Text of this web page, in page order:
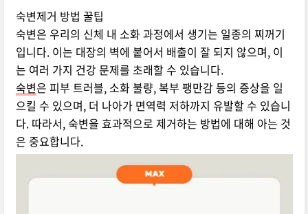
숙변제거 방법 꿀팁
숙변은 우리의 신체 내 소화 과정에서 생기는 일종의 찌꺼기
입니다. 이는 대장의 벽에 붙어서 배출이 잘 되지 않으며, 이
는 여러 가지 건강 문제를 초래할 수 있습니다.
숙변은 피부 트러블, 소화 불량, 복부 팽만감 등의 증상을 일
으킬 수 있으며, 더 나아가 면역력 저하까지 유발할 수 있습니
다. 따라서, 숙변을 효과적으로 제거하는 방법에 대해 아는 것
은 중요합니다.